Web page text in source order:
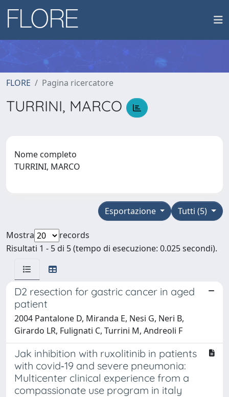
FLORE Pagina ricercatore
TURRINI, MARCO
Nome completo
TURRINI, MARCO
Tutti (5)
Esportazione
Mostra
records
Risultati 1 - 5 di 5 (tempo di esecuzione: 0.025 secondi).
D2 resection for gastric cancer in aged
patient
2004 Pantalone D, Miranda E, Nesi G, Neri B,
Girardo LR, Fulignati C, Turrini M, Andreoli F
Jak inhibition with ruxolitinib in patients
with covid‐19 and severe pneumonia:
Multicenter clinical experience from a
compassionate use program in italy